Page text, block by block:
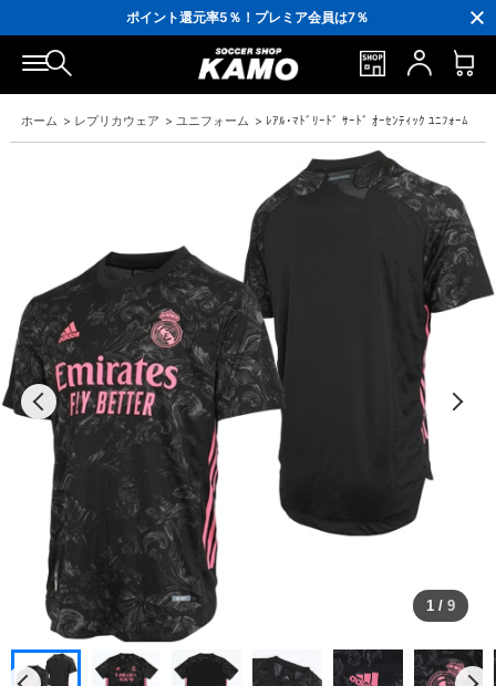
ポイント還元率5％！プレミア会員は7％
会員の方にはお誕生月に「10％OFFクーポン」プレゼント！
16,000円(税込)以上でシューズケースプレゼント！
3,300円(税込)以上で送料無料！
ホーム > レプリカウェア > ユニフォーム > ﾚｱﾙ･ﾏﾄﾞﾘｰﾄﾞ ｻｰﾄﾞ ｵｰｾﾝﾃｨｯｸ ﾕﾆﾌｫｰﾑ
1 / 9